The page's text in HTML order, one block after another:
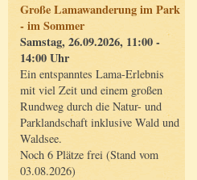
Große Lamawanderung im Park
- im Sommer
Samstag, 26.09.2026, 11:00 -
14:00 Uhr
Ein entspanntes Lama-Erlebnis
mit viel Zeit und einem großen
Rundweg durch die Natur- und
Parklandschaft inklusive Wald und
Waldsee.
Noch 6 Plätze frei (Stand vom
03.08.2026)